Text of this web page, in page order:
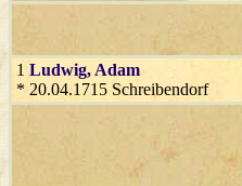
1 Ludwig, Adam
* 20.04.1715 Schreibendorf